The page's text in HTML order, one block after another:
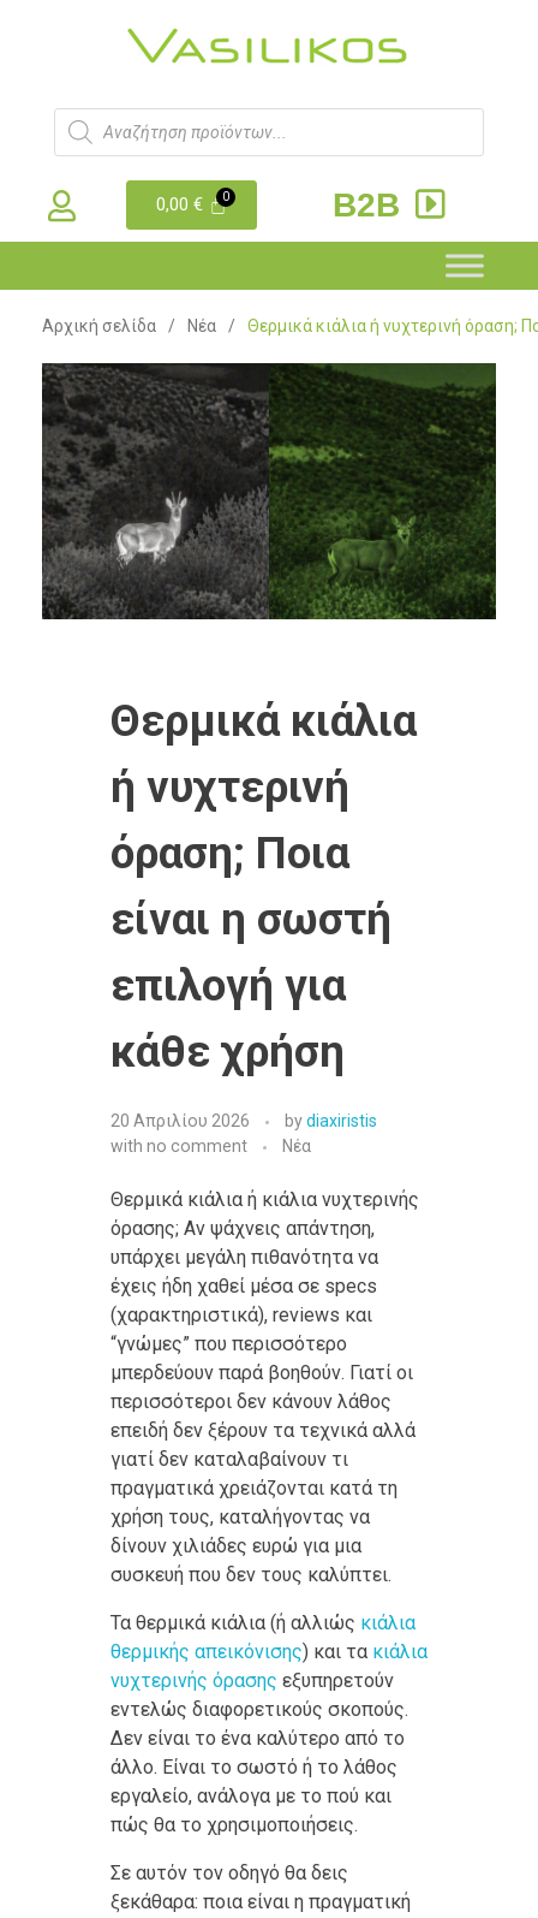
0,00€ B2B
Αρχική σελίδα / Νέα / Θερμικά κιάλια ή νυχτερινή όραση;
Θερμικά κιάλια
ή νυχτερινή
όραση; Ποια
είναι η σωστή
επιλογή για
κάθε χρήση
20 Απριλίου 2026 by diaxiristis
with no comment Νέα
Θερμικά κιάλια ή κιάλια νυχτερινής
όρασης; Αν ψάχνεις απάντηση,
υπάρχει μεγάλη πιθανότητα να
έχεις ήδη χαθεί μέσα σε specs
(χαρακτηριστικά), reviews και
“γνώμες” που περισσότερο
μπερδεύουν παρά βοηθούν. Γιατί οι
περισσότεροι δεν κάνουν λάθος
επειδή δεν ξέρουν τα τεχνικά αλλά
γιατί δεν καταλαβαίνουν τι
πραγματικά χρειάζονται κατά τη
χρήση τους, καταλήγοντας να
δίνουν χιλιάδες ευρώ για μια
συσκευή που δεν τους καλύπτει.
Τα θερμικά κιάλια (ή αλλιώς κιάλια
θερμικής απεικόνισης) και τα κιάλια
νυχτερινής όρασης εξυπηρετούν
εντελώς διαφορετικούς σκοπούς.
Δεν είναι το ένα καλύτερο από το
άλλο. Είναι το σωστό ή το λάθος
εργαλείο, ανάλογα με το πού και
πώς θα το χρησιμοποιήσεις.
Σε αυτόν τον οδηγό θα δεις
ξεκάθαρα: ποια είναι η πραγματική